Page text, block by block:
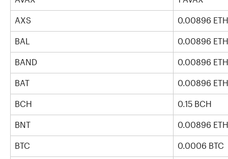
AXS 0.00896 ETH
BAL 0.00896 ETH
BAND 0.00896 ETH
BAT 0.00896 ETH
BCH 0.15 BCH
BNT 0.00896 ETH
BTC 0.0006 BTC